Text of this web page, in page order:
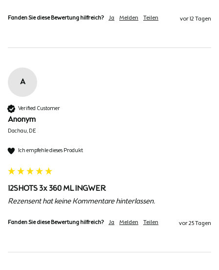
Fanden Sie diese Bewertung hilfreich? Ja Melden Teilen vor 12 Tagen
A
Verified Customer
Anonym
Dachau, DE
Ich empfehle dieses Produkt
12SHOTS 3x 360 ML INGWER
Rezensent hat keine Kommentare hinterlassen.
Fanden Sie diese Bewertung hilfreich? Ja Melden Teilen vor 25 Tagen